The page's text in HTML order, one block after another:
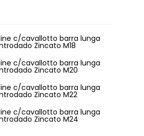
c/cavallotto barra lunga
Zincato M18
c/cavallotto barra lunga
Zincato M20
c/cavallotto barra lunga
Zincato M22
c/cavallotto barra lunga
Zincato M24